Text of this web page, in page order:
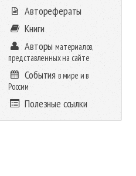
Авторефераты
Книги
Авторыматериалов,
представленных на сайте
События в мире и в
России
Полезные ссылки